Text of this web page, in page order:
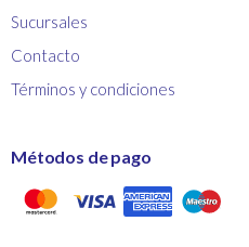
Sucursales
Contacto
Términos y condiciones
Métodos de pago